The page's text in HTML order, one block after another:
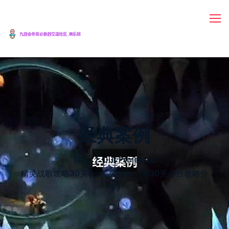
经典案例
Our Projects /
精灵战歌攻略30关(「精灵战歌」第30关必胜攻略分
享)